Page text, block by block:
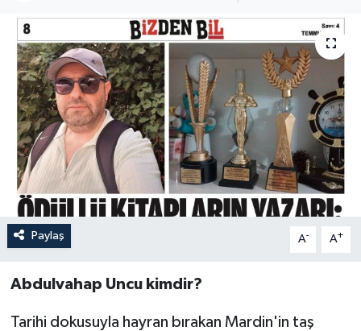
Paylaş A- A+
Abdulvahap Uncu kimdir?
Tarihi dokusuyla hayran bırakan Mardin'in taş